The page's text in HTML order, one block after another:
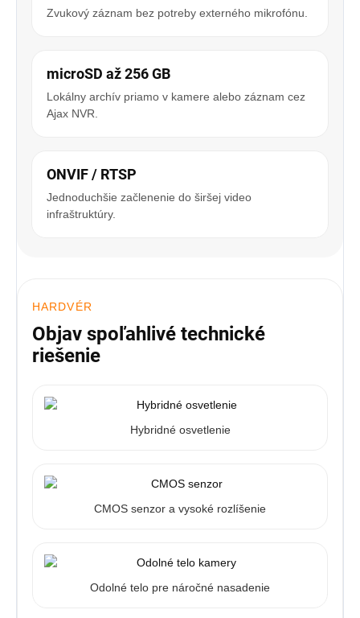
Zvukový záznam bez potreby externého mikrofónu.
microSD až 256 GB
Lokálny archív priamo v kamere alebo záznam cez
Ajax NVR.
ONVIF / RTSP
Jednoduchšie začlenenie do širšej video
infraštruktúry.
HARDVÉR
Objav spoľahlivé technické
riešenie
Hybridné osvetlenie
CMOS senzor a vysoké rozlíšenie
Odolné telo pre náročné nasadenie